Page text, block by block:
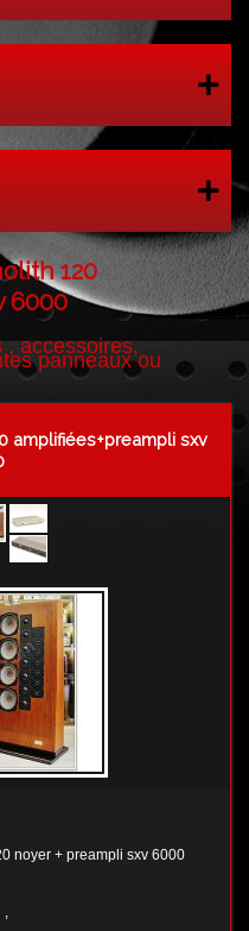
120
6000
, accessoires,
panneaux ou
amplifiées+preampli sxv
noyer + preampli sxv 6000
,